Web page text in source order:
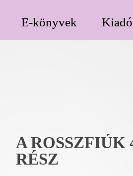
E-könyvek
A ROSSZFIÚK
RÉSZ